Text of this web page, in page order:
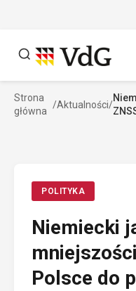
Szukaj
Strona
główna
/Aktualności/
POLITYKA
Niemiecki
Polsce do